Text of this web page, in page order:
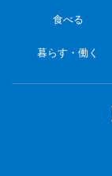
食べる
暮らす・働く